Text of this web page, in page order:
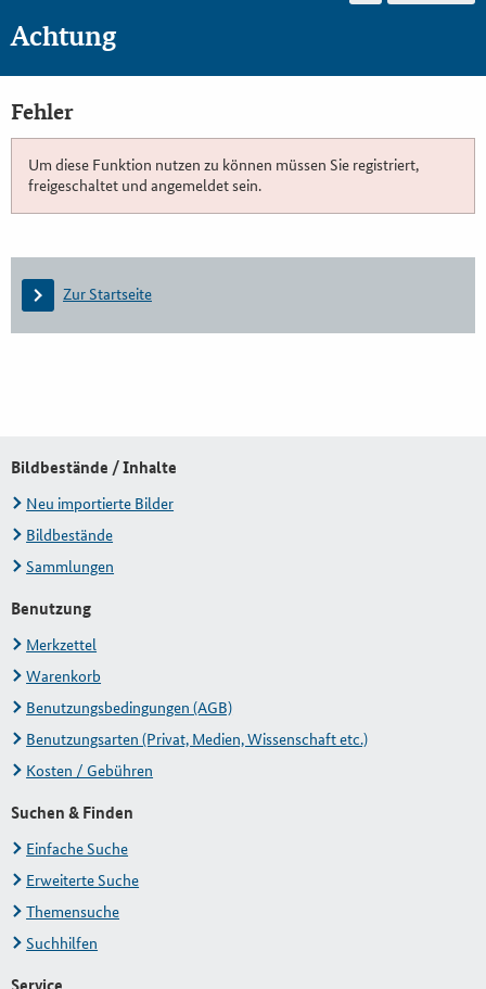
Achtung
Fehler
Um diese Funktion nutzen zu können müssen Sie registriert,
freigeschaltet und angemeldet sein.
Zur Startseite
Bildbestände / Inhalte
Neu importierte Bilder
Bildbestände
Sammlungen
Benutzung
Merkzettel
Warenkorb
Benutzungsbedingungen (AGB)
Benutzungsarten (Privat, Medien, Wissenschaft etc.)
Kosten / Gebühren
Suchen & Finden
Einfache Suche
Erweiterte Suche
Themensuche
Suchhilfen